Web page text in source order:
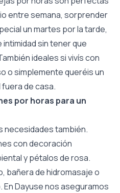
entre semana, sorprender
un martes por la tarde,
sin tener que
ideales si vivís con
o simplemente queréis un
de casa.
por horas para un
necesidades también.
con decoración
y pétalos de rosa.
bañera de hidromasaje o
Dayuse nos aseguramos